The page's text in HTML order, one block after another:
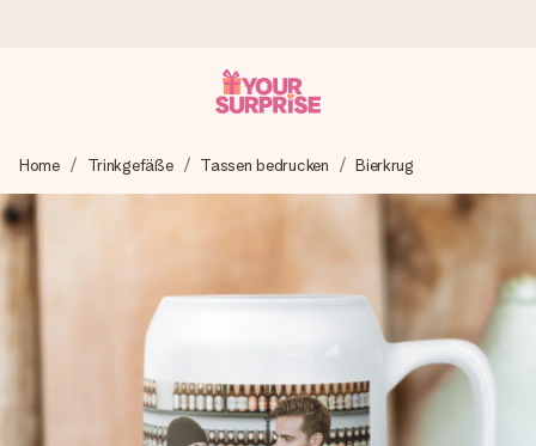
Wir bereiten dein Geschenk sorgfältig vor und schicken es
blitzschnell – damit du es genau zum richtigen Zeitpunkt
überreichen kannst, wenn es am meisten zählt.
4,8 (basierend auf +15.000 Bewertungen)
Unsere Geschenke begeistern. Kunden bewerten uns mit
4,8 bei Google Reviews (Gesamtergebnis aller Länder, in
die wir versenden).
Home Trinkgefäße Tassen bedrucken Bierkrug